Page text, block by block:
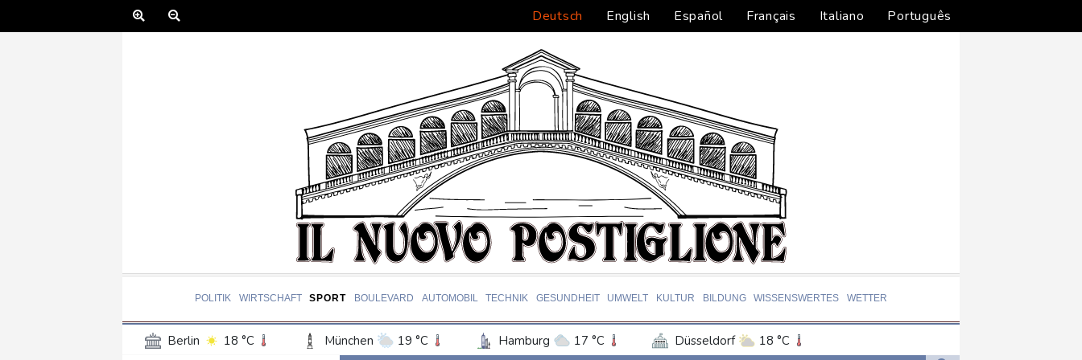
Deutsch English Español Français Italiano Português
POLITIK WIRTSCHAFT SPORT BOULEVARD AUTOMOBIL TECHNIK GESUNDHEIT UMWELT KULTUR BILDUNG WISSENSWERTES WETTER
Berlin 18 °C München 19 °C Hamburg 17 °C Düsseldorf
18 °C